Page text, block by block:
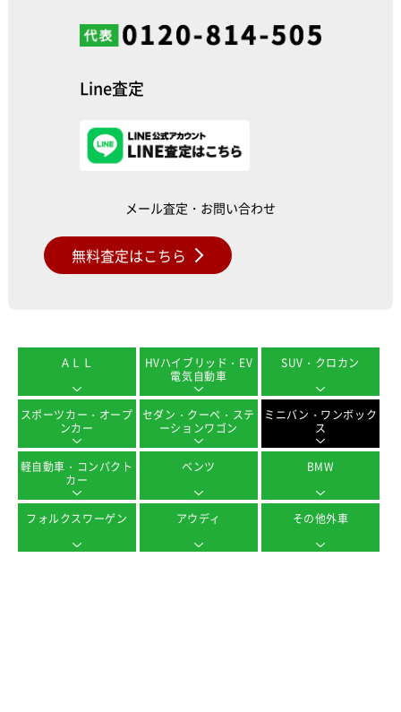
Line査定
メール査定・お問い合わせ
無料査定はこちら
ＡＬＬ
HVハイブリッド・EV
電気自動車
SUV・クロカン
スポーツカー・オープ
ンカー
セダン・クーペ・ステ
ーションワゴン
ミニバン・ワンボック
ス
軽自動車・コンパクト
カー
ベンツ BMW
フォルクスワーゲン アウディ その他外車